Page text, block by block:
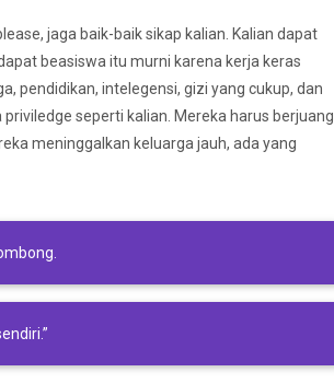
jaga baik-baik sikap kalian. Kalian dapat
beasiswa itu murni karena kerja keras
pendidikan, intelegensi, gizi yang cukup, dan
seperti kalian. Mereka harus berjuang
meninggalkan keluarga jauh, ada yang